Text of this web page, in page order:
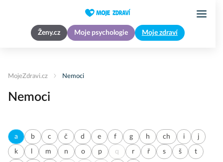
Ženy.cz Moje psychologie Moje zdraví
MojeZdravi.cz Nemoci
Nemoci
a b c č d e f g h ch i j
k m n o p q r ř s š t